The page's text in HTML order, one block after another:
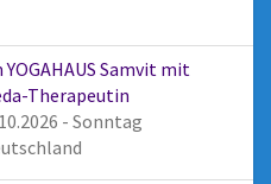
Samvit mit
Therapeutin
- Sonntag